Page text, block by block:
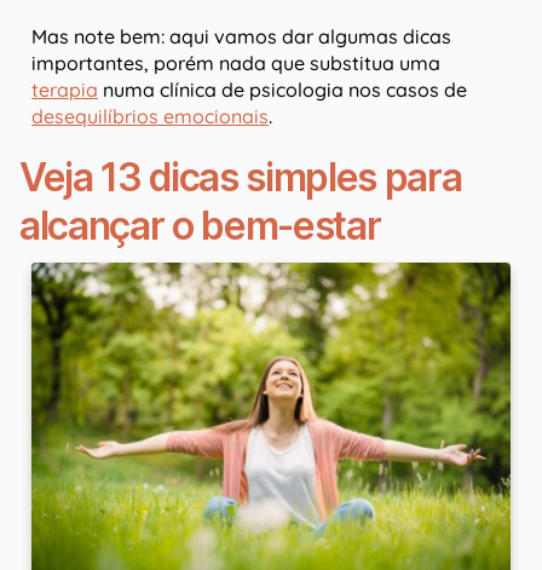
Mas note bem: aqui vamos dar algumas dicas
importantes, porém nada que substitua uma
terapia numa clínica de psicologia nos casos de
desequilíbrios emocionais.
Veja 13 dicas simples para
alcançar o bem-estar